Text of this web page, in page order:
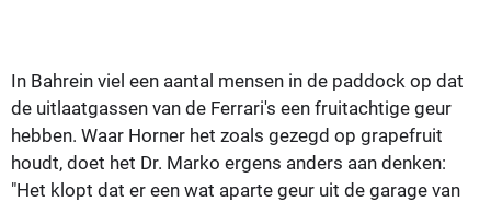
In Bahrein viel een aantal mensen in de paddock op dat
de uitlaatgassen van de Ferrari's een fruitachtige geur
hebben. Waar Horner het zoals gezegd op grapefruit
houdt, doet het Dr. Marko ergens anders aan denken:
"Het klopt dat er een wat aparte geur uit de garage van